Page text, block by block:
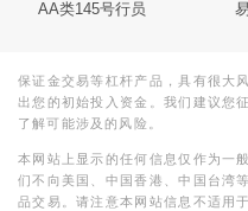
AA类145号行员
保证金交易等杠杆产品，具有很大
出您的初始投入资金。我们建议您
了解可能涉及的风险。
本网站上显示的任何信息仅作为一
们不向美国、中国香港、中国台湾
品交易。请注意本网站信息不适用